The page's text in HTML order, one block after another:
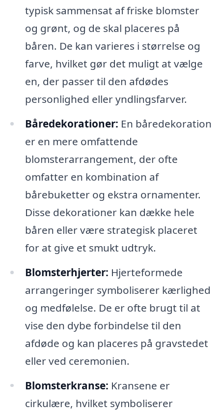
typisk sammensat af friske blomster
og grønt, og de skal placeres på
båren. De kan varieres i størrelse og
farve, hvilket gør det muligt at vælge
en, der passer til den afdødes
personlighed eller yndlingsfarver.
Båredekorationer: En båredekoration
er en mere omfattende
blomsterarrangement, der ofte
omfatter en kombination af
bårebuketter og ekstra ornamenter.
Disse dekorationer kan dække hele
båren eller være strategisk placeret
for at give et smukt udtryk.
Blomsterhjerter: Hjerteformede
arrangeringer symboliserer kærlighed
og medfølelse. De er ofte brugt til at
vise den dybe forbindelse til den
afdøde og kan placeres på gravstedet
eller ved ceremonien.
Blomsterkranse: Kransene er
cirkulære, hvilket symboliserer